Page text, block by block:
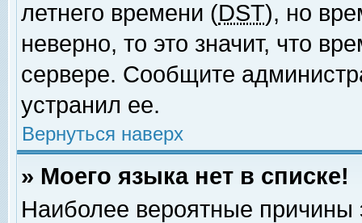
летнего времени (DST), но
неверно, то это значит, что
сервере. Сообщите
устранил ее.
Вернуться наверх
» Моего языка нет в списке!
Наиболее вероятные причины